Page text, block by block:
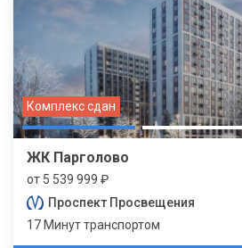
Комплекс сдан
ЖК Парголово
от 5 539 999 ₽
Проспект Просвещения
17 Минут транспортом